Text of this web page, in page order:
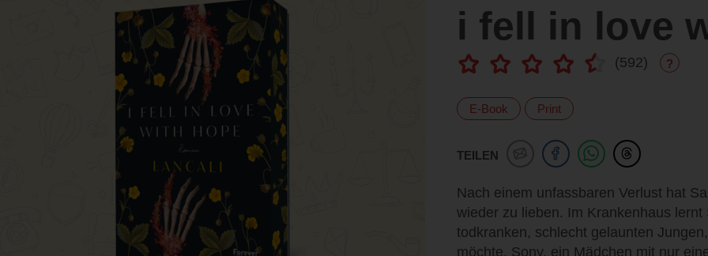
i fell in love
(592) ?
E-Book Print
TEILEN
Nach einem unfassbaren Verlust hat
wieder zu lieben. Im Krankenhaus
todkranken, schlecht gelaunten
möchte, Sony, ein Mädchen mit nur